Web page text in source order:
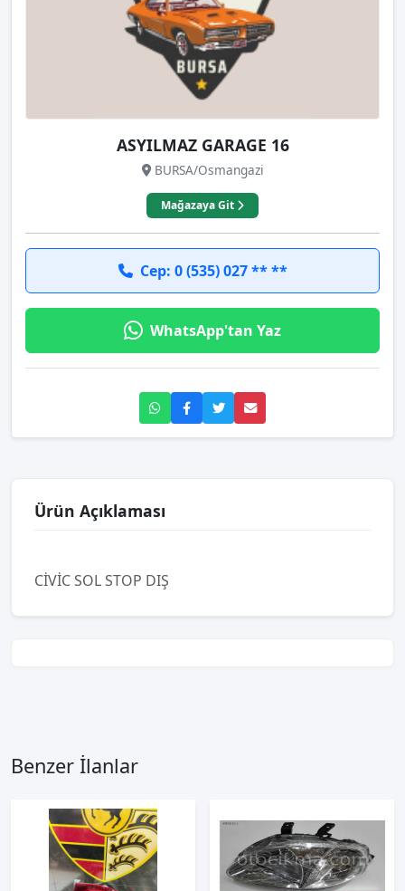
ASYILMAZ GARAGE 16
BURSA/Osmangazi
Mağazaya Git
Cep: 0 (535) 027 ** **
WhatsApp'tan Yaz
Ürün Açıklaması
CİVİC SOL STOP DIŞ
Benzer İlanlar